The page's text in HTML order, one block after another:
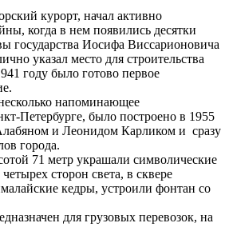
курорт, начал активно
когда в нем появились десятки
государства Иосифа Виссарионовича
указал место для строительства
году было готово первое
напоминающее
Петербурге, было построено в 1955
и Леонидом Карликом и сразу
города.
71 метр украшали символические
сторон света, в сквере
кедры, устроили фонтан со
для грузовых перевозок, на